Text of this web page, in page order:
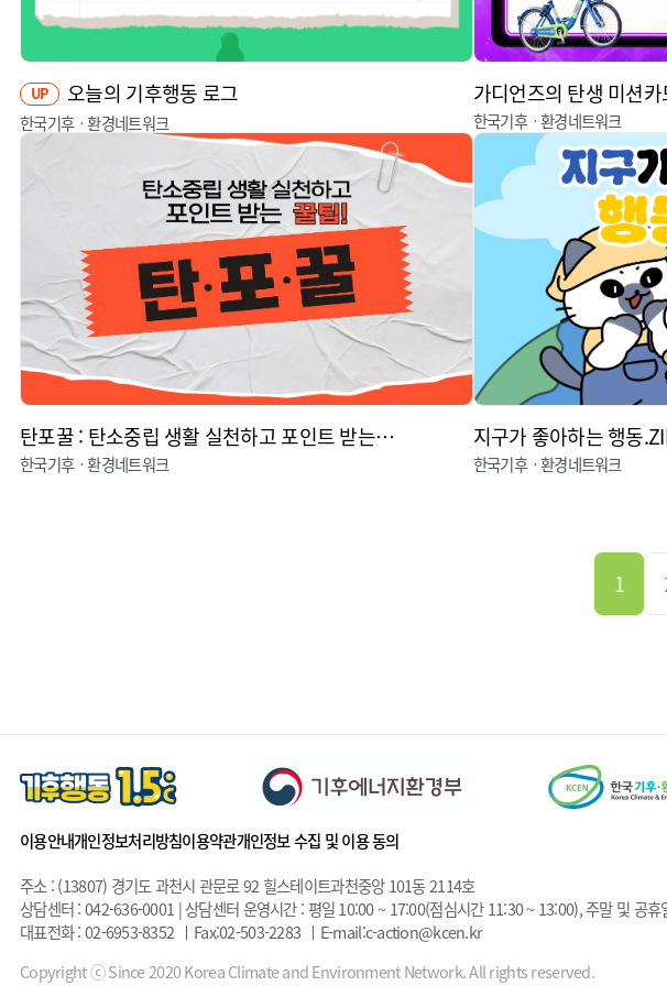
UP 오늘의 기후행동 로그
한국기후ㆍ환경네트워크
가디언즈의 탄생 미션카
한국기후ㆍ환경네트워크
탄포꿀 : 탄소중립 생활 실천하고 포인트 받는 꿀팁
한국기후ㆍ환경네트워크
지구가 좋아하는 행동
한국기후ㆍ환경네트워크
1
이용안내개인정보처리방침이용약관개인정보 수집 및 이용 동의
주소 : (13807) 경기도 과천시 관문로 92 힐스테이트과천중앙 101동 2114호
상담센터 : 042-636-0001 | 상담센터 운영시간 : 평일 10:00 ~ 17:00(점심시간 11:30 ~ 13:00), 주말 및 공휴
대표전화 : 02-6953-8352
Fax:02-503-2283
E-mail:c-action@kcen.kr
Copyright ⓒ Since 2020 Korea Climate and Environment Network. All rights reserved.